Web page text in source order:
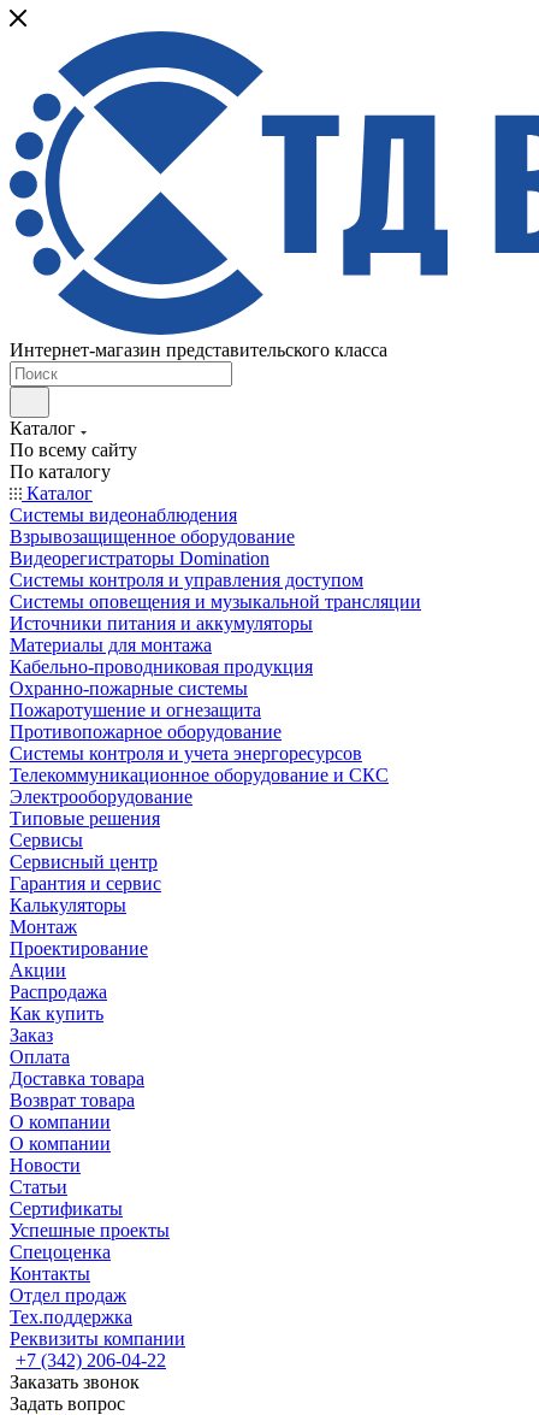
Интернет-магазин представительского класса
Каталог
По всему сайту
По каталогу
Каталог
Системы видеонаблюдения
Взрывозащищенное оборудование
Видеорегистраторы Domination
Системы контроля и управления доступом
Системы оповещения и музыкальной трансляции
Источники питания и аккумуляторы
Материалы для монтажа
Кабельно-проводниковая продукция
Охранно-пожарные системы
Пожаротушение и огнезащита
Противопожарное оборудование
Системы контроля и учета энергоресурсов
Телекоммуникационное оборудование и СКС
Электрооборудование
Типовые решения
Сервисы
Сервисный центр
Гарантия и сервис
Калькуляторы
Монтаж
Проектирование
Акции
Распродажа
Как купить
Заказ
Оплата
Доставка товара
Возврат товара
О компании
О компании
Новости
Статьи
Сертификаты
Успешные проекты
Спецоценка
Контакты
Отдел продаж
Тех.поддержка
Реквизиты компании
+7 (342) 206-04-22
Заказать звонок
Задать вопрос